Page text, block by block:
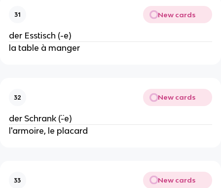
31 New cards
der Esstisch (-e)
la table à manger
32 New cards
der Schrank (¨-e)
l'armoire, le placard
33 New cards